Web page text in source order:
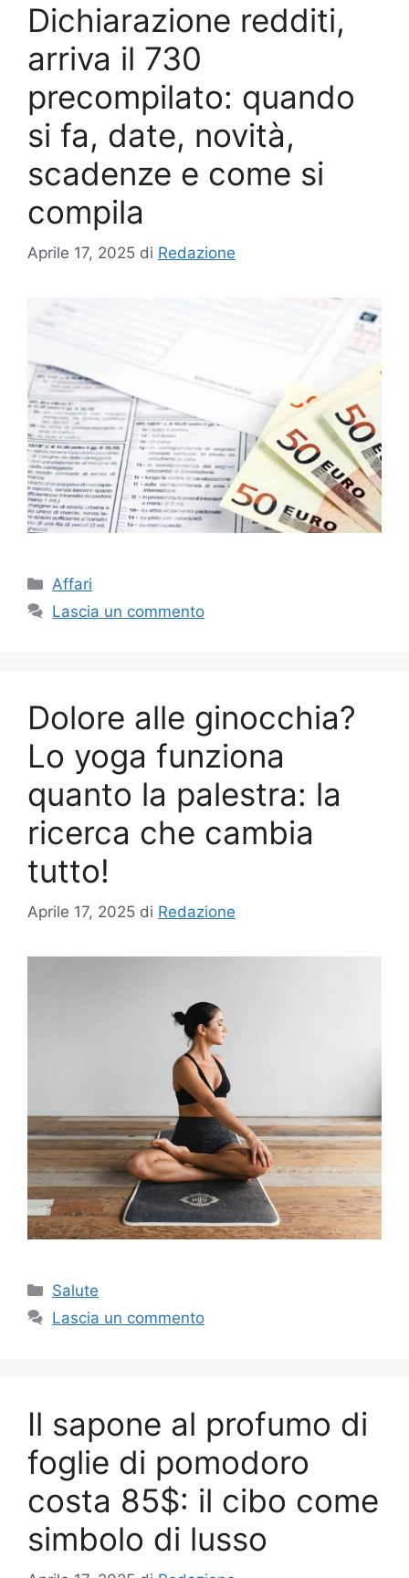
Dichiarazione redditi,
arriva il 730
precompilato: quando
si fa, date, novità,
scadenze e come si
compila
Aprile 17, 2025 di Redazione
Categorie
Affari
Lascia un commento
Dolore alle ginocchia?
Lo yoga funziona
quanto la palestra: la
ricerca che cambia
tutto!
Aprile 17, 2025 di Redazione
Categorie
Salute
Lascia un commento
Il sapone al profumo di
foglie di pomodoro
costa 85$: il cibo come
simbolo di lusso